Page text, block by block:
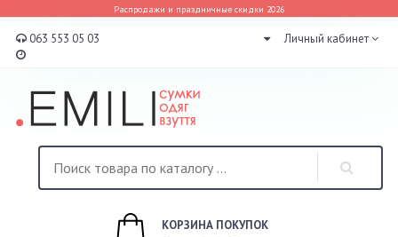
Распродажи и праздничные скидки 2026
063 553 05 03 Личный кабинет
КОРЗИНА ПОКУПОК